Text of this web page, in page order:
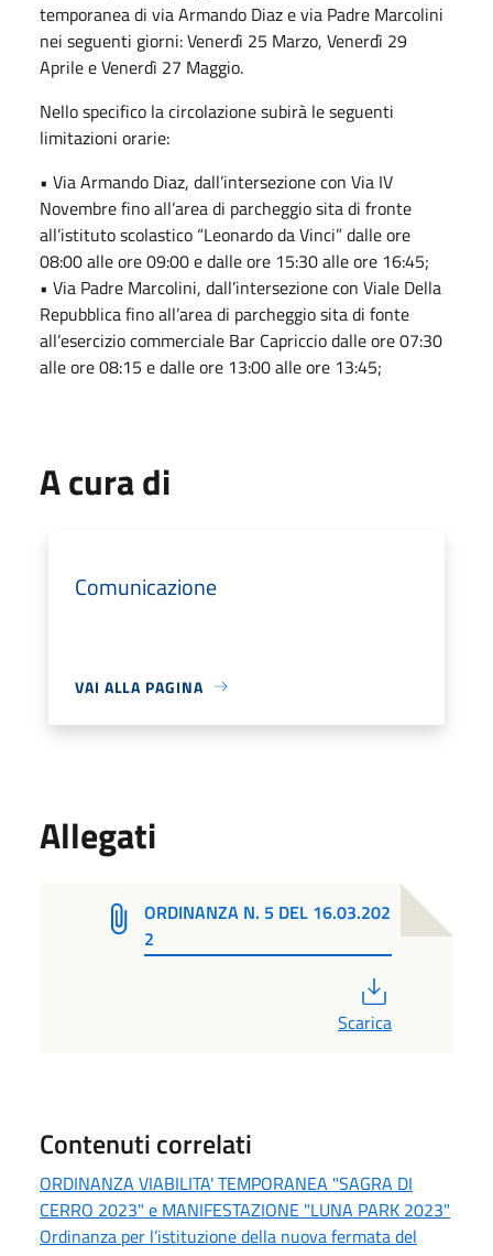
temporanea di via Armando Diaz e via Padre Marcolini
nei seguenti giorni: Venerdì 25 Marzo, Venerdì 29
Aprile e Venerdì 27 Maggio.
Nello specifico la circolazione subirà le seguenti
limitazioni orarie:
• Via Armando Diaz, dall’intersezione con Via IV
Novembre fino all’area di parcheggio sita di fronte
all’istituto scolastico “Leonardo da Vinci” dalle ore
08:00 alle ore 09:00 e dalle ore 15:30 alle ore 16:45;
• Via Padre Marcolini, dall’intersezione con Viale Della
Repubblica fino all’area di parcheggio sita di fonte
all’esercizio commerciale Bar Capriccio dalle ore 07:30
alle ore 08:15 e dalle ore 13:00 alle ore 13:45;
A cura di
Comunicazione
VAI ALLA PAGINA
Allegati
ORDINANZA N. 5 DEL 16.03.202
2
Scarica
Contenuti correlati
ORDINANZA VIABILITA' TEMPORANEA "SAGRA DI
CERRO 2023" e MANIFESTAZIONE "LUNA PARK 2023"
Ordinanza per l’istituzione della nuova fermata del